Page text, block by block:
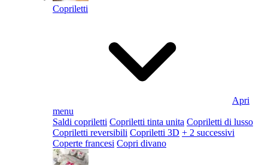
Copriletti
Apri
menu
Saldi copriletti Copriletti tinta unita Copriletti di lusso
Copriletti reversibili Copriletti 3D + 2 successivi
Coperte francesi Copri divano